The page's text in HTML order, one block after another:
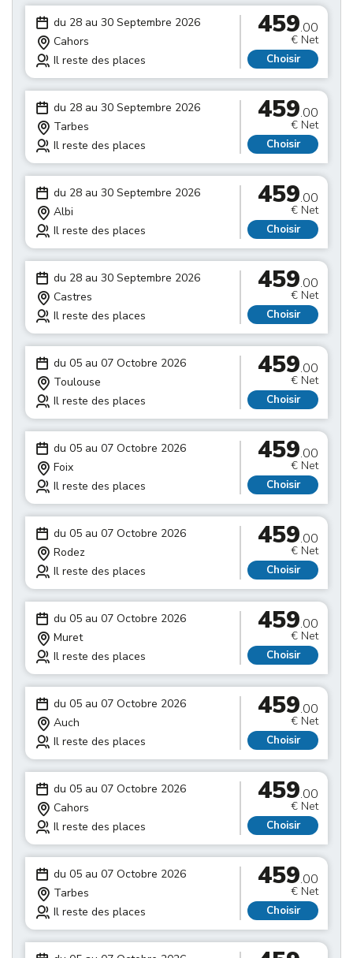
du 28 au 30 Septembre 2026
Cahors
Il reste des places
459.00
€ Net
Choisir
du 28 au 30 Septembre 2026
Tarbes
Il reste des places
459.00
€ Net
Choisir
du 28 au 30 Septembre 2026
Albi
Il reste des places
459.00
€ Net
Choisir
du 28 au 30 Septembre 2026
Castres
Il reste des places
459.00
€ Net
Choisir
du 05 au 07 Octobre 2026
Toulouse
Il reste des places
459.00
€ Net
Choisir
du 05 au 07 Octobre 2026
Foix
Il reste des places
459.00
€ Net
Choisir
du 05 au 07 Octobre 2026
Rodez
Il reste des places
459.00
€ Net
Choisir
du 05 au 07 Octobre 2026
Muret
Il reste des places
459.00
€ Net
Choisir
du 05 au 07 Octobre 2026
Auch
Il reste des places
459.00
€ Net
Choisir
du 05 au 07 Octobre 2026
Cahors
Il reste des places
459.00
€ Net
Choisir
du 05 au 07 Octobre 2026
Tarbes
Il reste des places
459.00
€ Net
Choisir